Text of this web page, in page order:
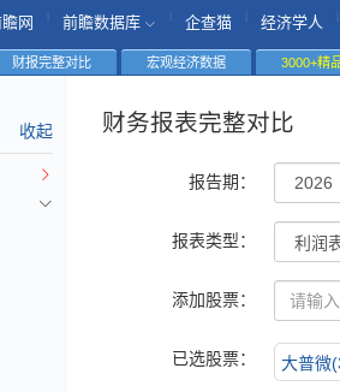
网 前瞻数据库 企查猫 经济学人
财报完整对比 宏观经济数据 3000+精
收起 财务报表完整对比
报告期：
报表类型：
添加股票：
已选股票： 大普微